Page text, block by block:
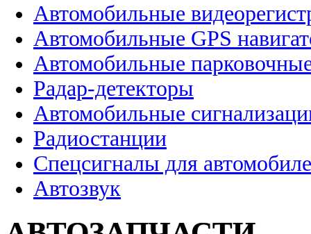
Автомобильные
Автомобильные GPS
Автомобильные
Радар-детекторы
Автомобильные
Радиостанции
Спецсигналы для
Автозвук